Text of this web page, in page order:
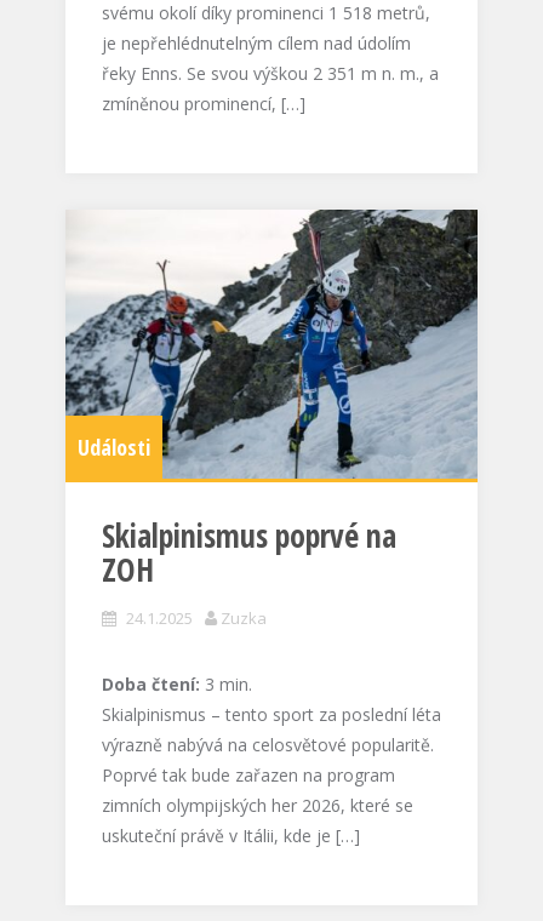
svému okolí díky prominenci 1 518 metrů,
je nepřehlédnutelným cílem nad údolím
řeky Enns. Se svou výškou 2 351 m n. m., a
zmíněnou prominencí, […]
Události
Skialpinismus poprvé na
ZOH
24.1.2025 Zuzka
Doba čtení: 3 min.
Skialpinismus – tento sport za poslední léta
výrazně nabývá na celosvětové popularitě.
Poprvé tak bude zařazen na program
zimních olympijských her 2026, které se
uskuteční právě v Itálii, kde je […]